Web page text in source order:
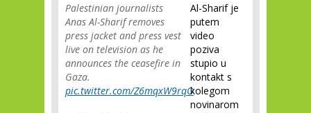
Palestinian journalists
Anas Al-Sharif removes
press jacket and press vest
live on television as he
announces the ceasefire in
Gaza.
pic.twitter.com/Z6mqxW9rqO
Al-Sharif je
putem
video
poziva
stupio u
kontakt s
kolegom
novinarom